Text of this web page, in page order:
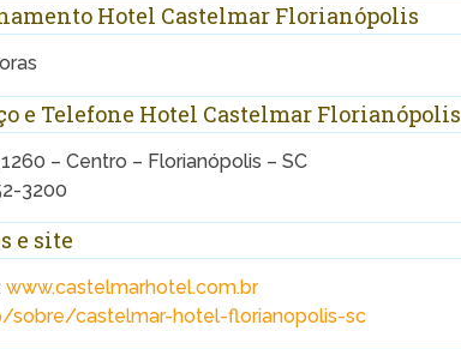
Hotel Castelmar Florianópolis
e Telefone Hotel Castelmar Florianópolis
– Centro – Florianópolis – SC
3200
e site
www.castelmarhotel.com.br
sobre/castelmar-hotel-florianopolis-sc